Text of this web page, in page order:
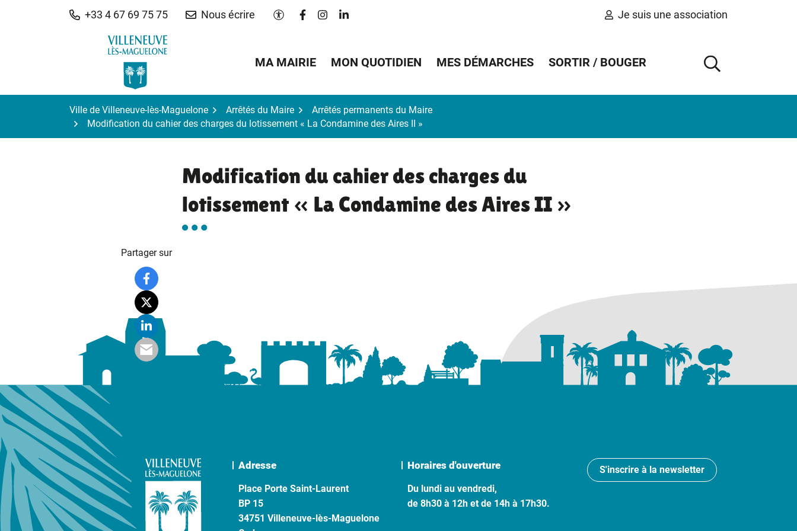
+33 4 67 69 75 75 Nous écrire Paramètres d'accessibilité
Lien vers le compte Facebook
Lien vers le compte Instagram
Lien vers le compte Linkedin Je suis une association
MA MAIRIE MON QUOTIDIEN MES DÉMARCHES SORTIR / BOUGER
AFFICHER
Ville de Villeneuve-lès-Maguelone Arrêtés du Maire
Arrêtés permanents du Maire
Modification du cahier des charges du lotissement « La Condamine des Aires II »
Modification du cahier des charges du
lotissement « La Condamine des Aires II »
Partager sur
Adresse
Place Porte Saint-Laurent
BP 15
34751 Villeneuve-lès-Maguelone
Horaires d'ouverture
Du lundi au vendredi,
de 8h30 à 12h et de 14h à 17h30.
S'inscrire à la newsletter